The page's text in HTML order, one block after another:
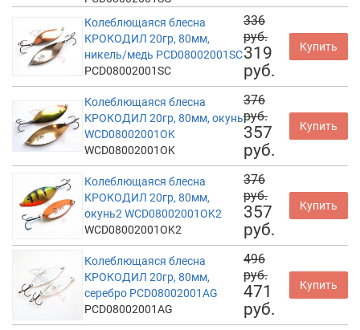
Колеблющаяся блесна
КРОКОДИЛ 20гр, 80мм,
никель/медь PCD08002001SC
PCD08002001SC
336
руб.
319
руб.
Купить
Колеблющаяся блесна
КРОКОДИЛ 20гр, 80мм, окунь
WCD08002001OK
WCD08002001OK
376
руб.
357
руб.
Купить
Колеблющаяся блесна
КРОКОДИЛ 20гр, 80мм,
окунь2 WCD08002001OK2
WCD08002001OK2
376
руб.
357
руб.
Купить
Колеблющаяся блесна
КРОКОДИЛ 20гр, 80мм,
серебро PCD08002001AG
PCD08002001AG
496
руб.
471
руб.
Купить